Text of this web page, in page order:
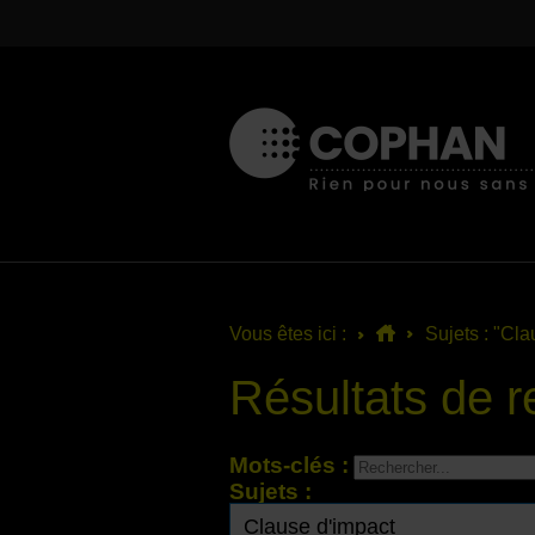
Vous êtes ici : Sujets :
Résultats de
Mots-clés :
Sujets :